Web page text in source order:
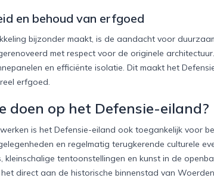
en behoud van erfgoed
bijzonder maakt, is de aandacht voor
met respect voor de originele
en efficiënte isolatie. Dit maakt het
erfgoed.
doen op het Defensie-eiland?
is het Defensie-eiland ook toegankelijk voor
en regelmatig terugkerende culturele
kleinschalige tentoonstellingen en kunst in de
direct aan de historische binnenstad van